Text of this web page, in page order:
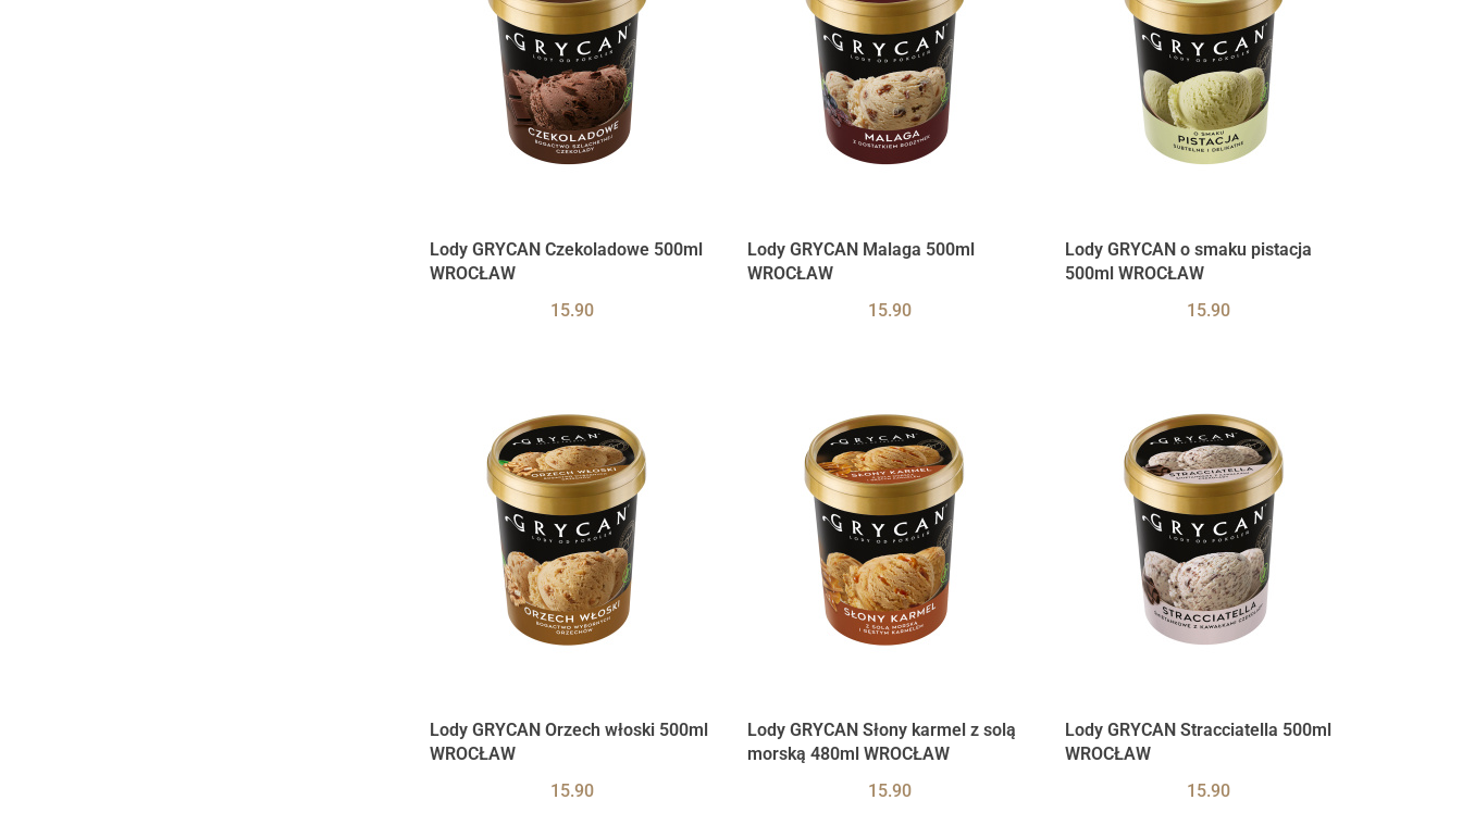
Lody GRYCAN Czekoladowe 500ml
WROCŁAW
15.90
Lody GRYCAN Malaga 500ml
WROCŁAW
15.90
Lody GRYCAN o smaku pistacja
500ml WROCŁAW
15.90
Lody GRYCAN Orzech włoski 500ml
WROCŁAW
15.90
Lody GRYCAN Słony karmel z solą
morską 480ml WROCŁAW
15.90
Lody GRYCAN Stracciatella 500ml
WROCŁAW
15.90